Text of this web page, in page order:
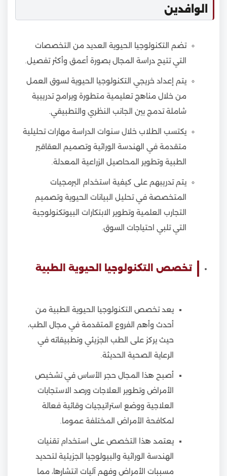
الوافدين
تضم التكنولوجيا الحيوية العديد من التخصصات
التي تتيح دراسة المجال بصورة أعمق وأكثر تفصيل.
يتم إعداد خريجي التكنولوجيا الحيوية لسوق العمل
من خلال مناهج تعليمية متطورة وبرامج تدريبية
شاملة تدمج بين الجانب النظري والتطبيقي.
يكتسب الطلاب خلال سنوات الدراسة مهارات تحليلية
متقدمة في الهندسة الوراثية وتصميم العقاقير
الطبية وتطوير المحاصيل الزراعية المعدلة.
يتم تدريبهم على كيفية استخدام البرمجيات
المتخصصة في تحليل البيانات الحيوية وتصميم
التجارب العلمية وتطوير الابتكارات البيوتكنولوجية
التي تلبي احتياجات السوق.
تخصص التكنولوجيا الحيوية الطبية
يعد تخصص التكنولوجيا الحيوية الطبية من
أحدث وأهم الفروع المتقدمة في مجال الطب،
حيث يركز على الطب الجزيئي وتطبيقاته في
الرعاية الصحية الحديثة.
أصبح هذا المجال حجر الأساس في تشخيص
الأمراض وتطوير العلاجات ورصد الاستجابات
العلاجية ووضع استراتيجيات وقائية فعالة
لمكافحة الأمراض المختلفة عموما.
يعتمد هذا التخصص على استخدام تقنيات
الهندسة الوراثية والبيولوجيا الجزيئية لتحديد
مسببات الأمراض وفهم آليات انتشارها، مما